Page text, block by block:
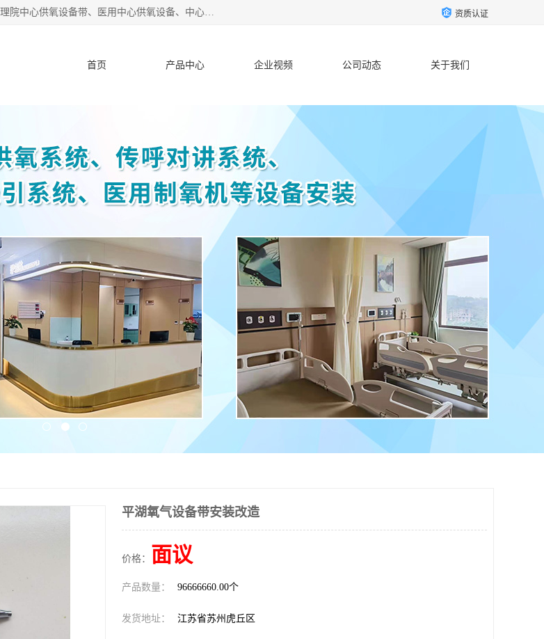
苏信智能科技（苏州）有限公司致力于为各种规模的医院提供医用集中供氧、护理院中心供氧设备带、医用中心供氧设备、中心供氧系统安装、医院中心供氧系统报价等“一条龙”服务。 资质认证
首页 产品中心 企业视频 公司动态 关于我们
平湖氧气设备带安装改造
价格： 面议
产品数量： 96666660.00个
发货地址： 江苏省苏州虎丘区